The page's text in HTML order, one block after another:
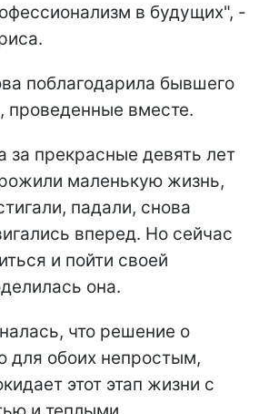
в будущих", -
поблагодарила бывшего
проведенные вместе.
за прекрасные девять лет
маленькую жизнь,
падали, снова
вперед. Но сейчас
и пойти своей
она.
что решение о
для обоих непростым,
этот этап жизни с